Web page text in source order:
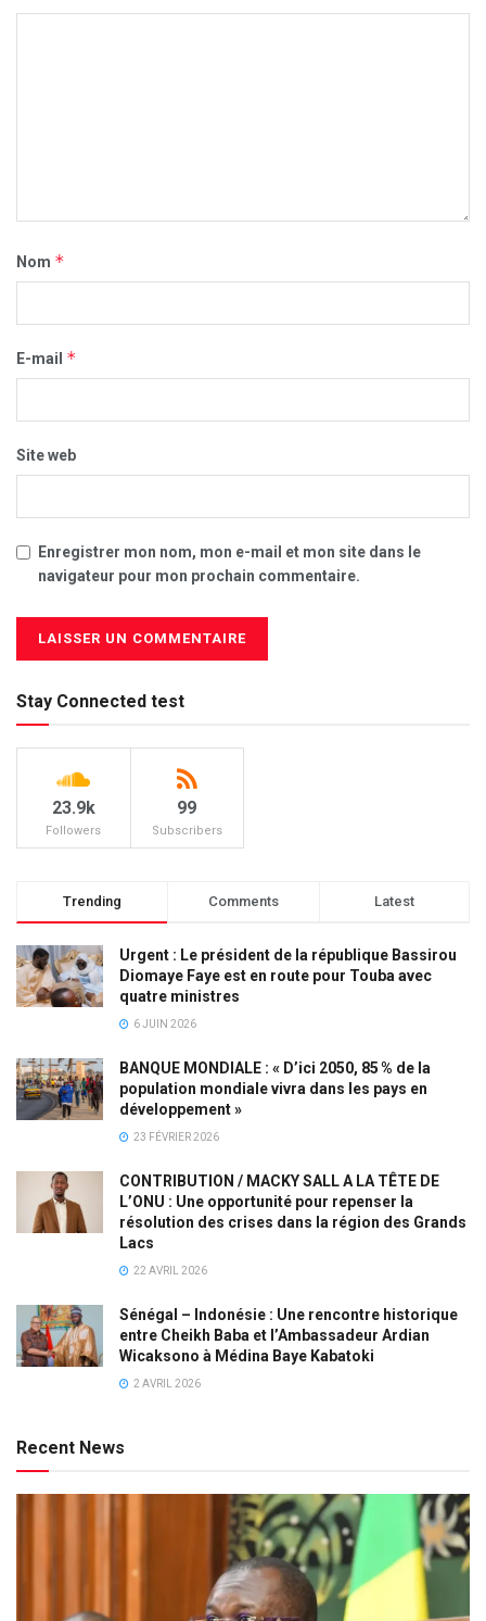
Nom *
E-mail *
Site web
Enregistrer mon nom, mon e-mail et mon site dans le
navigateur pour mon prochain commentaire.
Stay Connected test
23.9k
Followers
99
Subscribers
Trending Comments Latest
Urgent : Le président de la république Bassirou
Diomaye Faye est en route pour Touba avec
quatre ministres
6 JUIN 2026
BANQUE MONDIALE : « D’ici 2050, 85 % de la
population mondiale vivra dans les pays en
développement »
23 FÉVRIER 2026
CONTRIBUTION / MACKY SALL A LA TÊTE DE
L’ONU : Une opportunité pour repenser la
résolution des crises dans la région des Grands
Lacs
22 AVRIL 2026
Sénégal – Indonésie : Une rencontre historique
entre Cheikh Baba et l’Ambassadeur Ardian
Wicaksono à Médina Baye Kabatoki
2 AVRIL 2026
Recent News